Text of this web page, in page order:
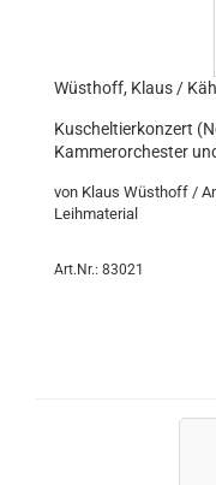
Wüsthoff, Klaus /
Kuscheltierkonzert
Kammerorchester
von Klaus Wüsthoff /
Leihmaterial
Art.Nr.: 83021